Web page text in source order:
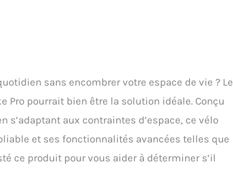
sans encombrer votre espace de vie ? Le
Pro pourrait bien être la solution idéale. Conçu
aux contraintes d’espace, ce vélo
et ses fonctionnalités avancées telles que
ce produit pour vous aider à déterminer s’il